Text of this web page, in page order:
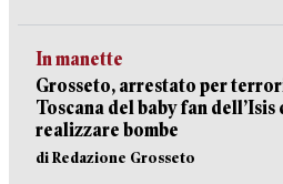
In manette
Grosseto, arrestato per
Toscana del baby fan dell’Isis
realizzare bombe
di Redazione Grosseto